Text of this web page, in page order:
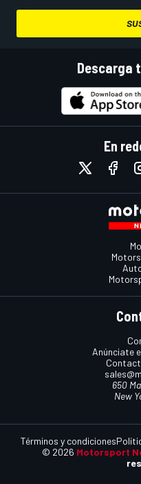
Descarga
En
Anúnciate
650
New
© 2026 Motorsport
Términos y condiciones